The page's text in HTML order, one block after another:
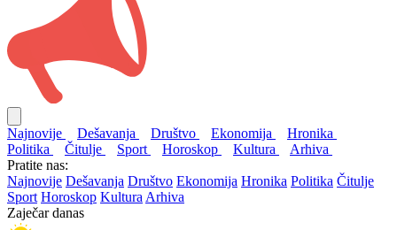
Najnovije Dešavanja Društvo Ekonomija
Hronika
Politika
Čitulje Sport Horoskop Kultura
Arhiva
Pratite nas:
Najnovije Dešavanja Društvo Ekonomija Hronika Politika Čitulje
Sport Horoskop Kultura Arhiva
Zaječar danas